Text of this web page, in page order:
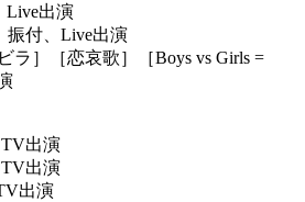
Live出演
振付、Live出演
ラ］［恋哀歌］［Boys vs Girls =
TV出演
TV出演
出演